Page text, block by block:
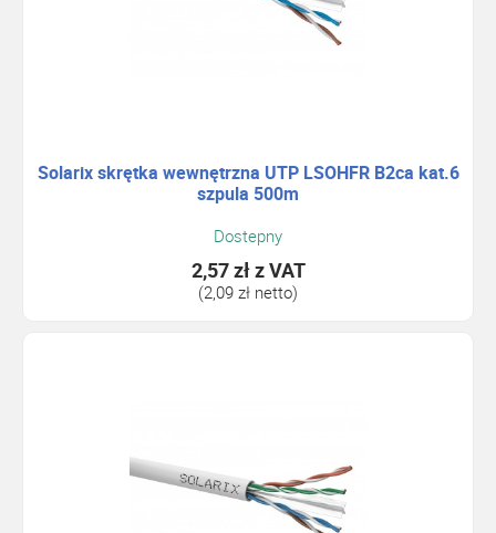
Solarix skrętka wewnętrzna UTP LSOHFR B2ca kat.6
szpula 500m
Dostepny
2,57 złz VAT
(2,09 zł netto)